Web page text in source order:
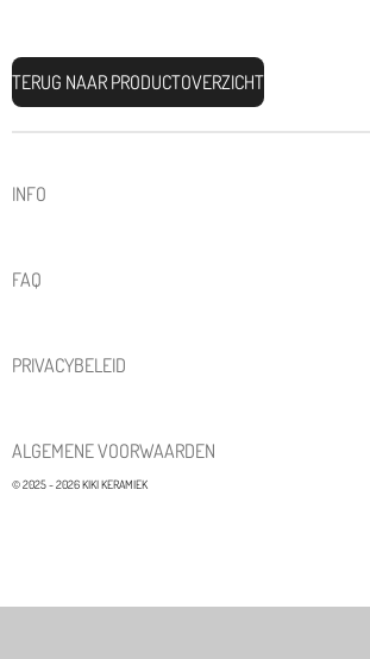
TERUG NAAR PRODUCTOVERZICHT
INFO
FAQ
PRIVACYBELEID
ALGEMENE VOORWAARDEN
© 2025 - 2026 KIKI KERAMIEK